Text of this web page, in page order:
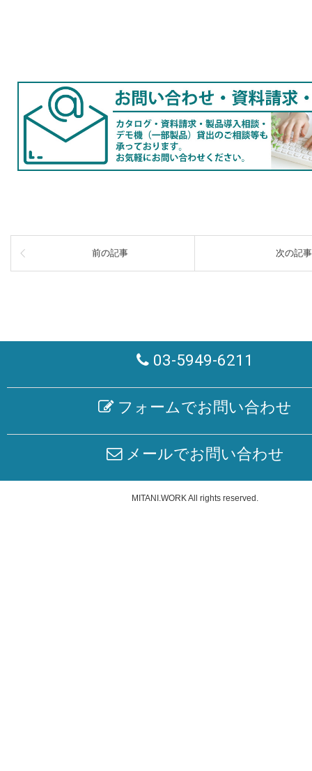
前の記事 次の記事
03-5949-6211
フォームでお問い合わせ
メールでお問い合わせ
MITANI.WORKAll rights reserved.